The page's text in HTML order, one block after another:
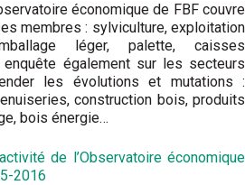
économique de FBF couvre
membres : sylviculture, exploitation
léger, palette, caisses
également sur les secteurs
les évolutions et mutations :
construction bois, produits
bois énergie…
de l’Observatoire économique
2016